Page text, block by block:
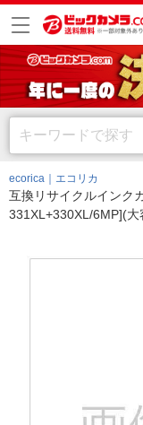
ecorica｜エコリカ
互換リサイクルインク
331XL+330XL/6MP](